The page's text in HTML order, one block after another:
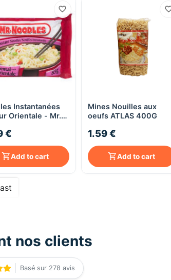
Quick View
Instantanées
Orientale - Mr.
€
Add to cart
Quick View
Mines Nouilles aux
oeufs ATLAS 400G
1.59 €
Add to cart
nos clients
Basé sur 278 avis